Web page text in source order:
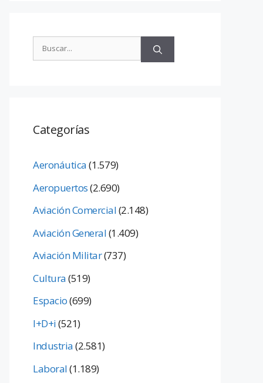
Categorías
Aeronáutica(1.579)
Aeropuertos(2.690)
Aviación Comercial(2.148)
Aviación General(1.409)
Aviación Militar(737)
Cultura(519)
Espacio(699)
I+D+i(521)
Industria(2.581)
Laboral(1.189)